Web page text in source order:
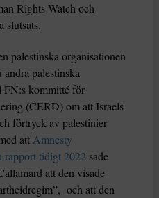
Rights Watch och
slutsats.
palestinska organisationen
palestinska
FN:s kommitté för
(CERD) om att Israels
förtryck av palestinier
att Amnesty
rapport tidigt 2022 sade
att den visade
och att den